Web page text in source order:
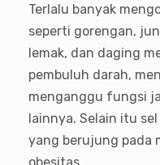
Terlalu banyak
seperti gorengan,
lemak, dan daging
pembuluh darah,
menganggu fungsi
lainnya. Selain itu
yang berujung pada